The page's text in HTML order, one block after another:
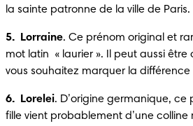
la sainte patronne de la ville de Paris.
5.  Lorraine. Ce prénom original et
mot latin  « laurier ». Il peut aussi
vous souhaitez marquer la
6.  Lorelei. D’origine germanique, ce
fille vient probablement d’une colline